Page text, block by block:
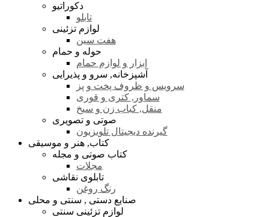
دکوراتیو
تابلو
لوازم تزئینی
هفت سین
حوله و حمام
ابزار و لوازم حمام
آشپزخانه, سرو و پذیرایی
سرویس و ظروف پخت و پز
سماور, کتری و قوری
منقل, کباب زن و سیخ
صوتی و تصویری
گیرنده دیجیتال تلویزیون
کتاب, هنر و موسیقی
کتاب صوتی و مجله
مجلات
تابلوی نقاشی
رنگ روغن
صنایع دستی , سنتی و محلی
لوازم تزئینی سنتی